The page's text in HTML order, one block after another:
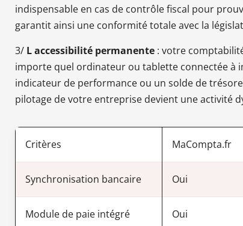
indispensable en cas de contrôle fiscal pour
garantit ainsi une conformité totale avec la
3/ L accessibilité permanente : votre
importe quel ordinateur ou tablette connectée à
indicateur de performance ou un solde de
pilotage de votre entreprise devient une activité
Critères MaCompta.fr
Synchronisation bancaire Oui
Module de paie intégré Oui